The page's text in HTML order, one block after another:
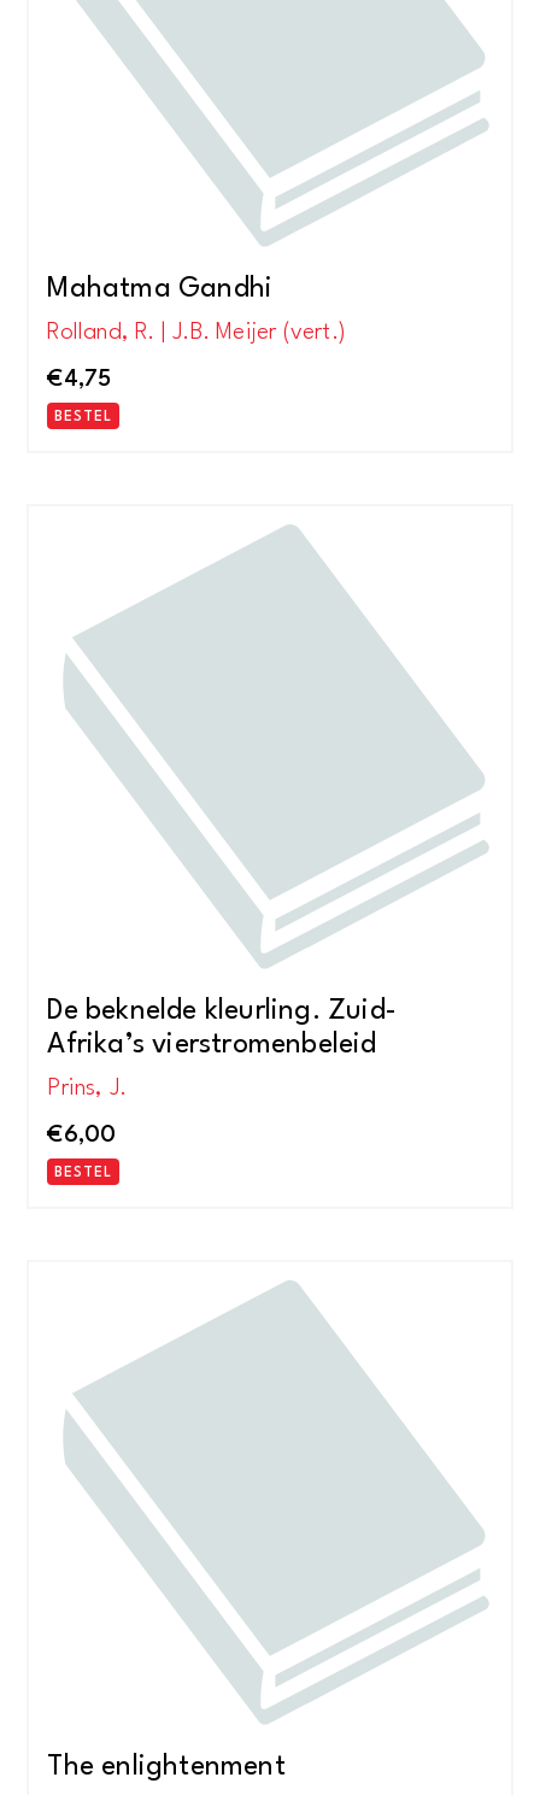
Mahatma Gandhi
Rolland, R. | J.B. Meijer (vert.)
€4,75
BESTEL
De beknelde kleurling. Zuid-
Afrika’s vierstromenbeleid
Prins, J.
€6,00
BESTEL
The enlightenment